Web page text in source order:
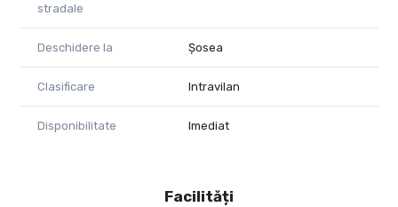
stradale
Deschidere la Șosea
Clasificare Intravilan
Disponibilitate Imediat
Facilități